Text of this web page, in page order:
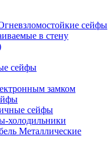
сейфы
в стену
сейфы
замком
сейфы
холодильники
Металлические